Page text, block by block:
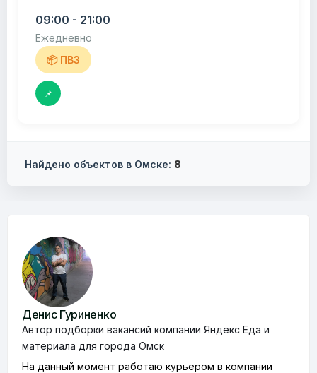
09:00 - 21:00
Ежедневно
📦 ПВЗ
📌
Найдено объектов в Омске: 8
Денис Гуриненко
Автор подборки вакансий компании Яндекс Еда и
материала для города Омск
На данный момент работаю курьером в компании